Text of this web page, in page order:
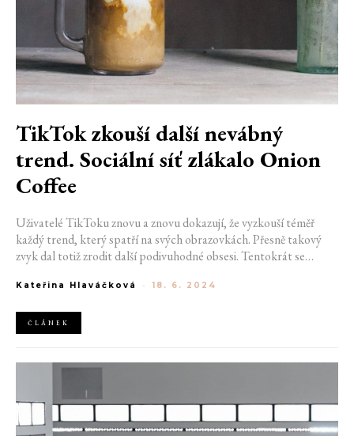
TikTok zkouší další nevábný
trend. Sociální síť zlákalo Onion
Coffee
Uživatelé TikToku znovu a znovu dokazují, že vyzkouší téměř
každý trend, který spatří na svých obrazovkách. Přesně takový
zvyk dal totiž zrodit další podivuhodné obsesi. Tentokrát se
Coffee, tedy káva s mlékem a jarní cibulkou.
Kateřina Hlaváčková - 18. 6. 2024
ČLÁNEK